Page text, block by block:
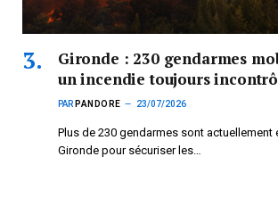
Gironde : 230 gendarmes
un incendie toujours
PAR PANDORE 23/07/2026
Plus de 230 gendarmes sont actuellement
Gironde pour sécuriser les…